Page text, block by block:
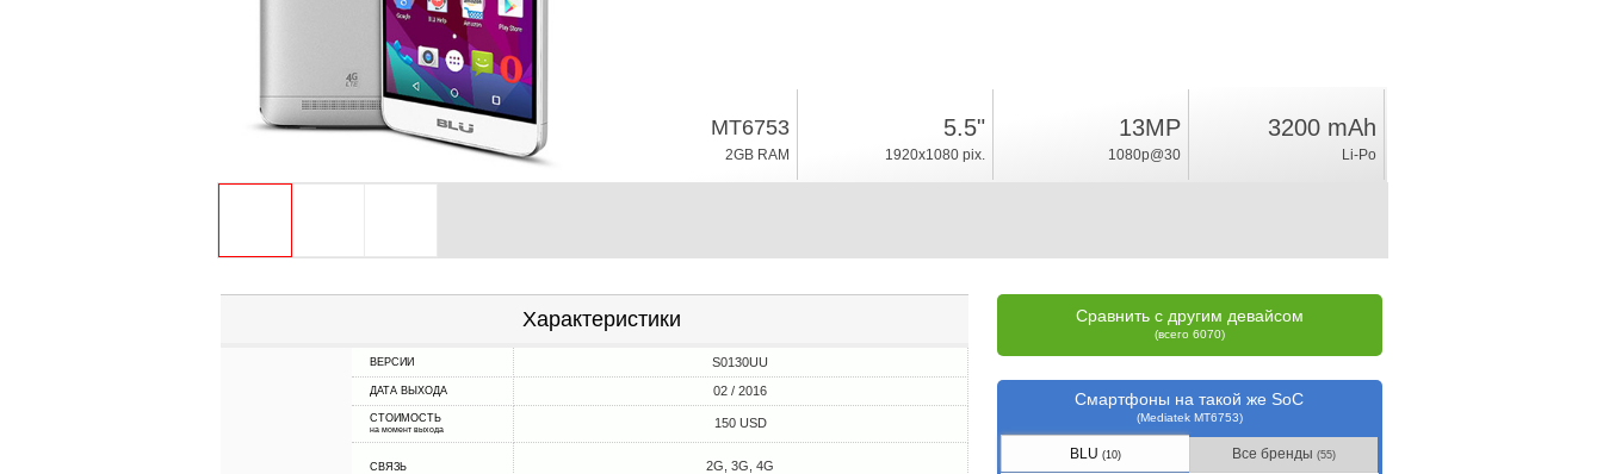
MT6753
2GB RAM
5.5"
1920x1080 pix.
13MP
1080p@30
3200 mAh
Li-Po
Характеристики
ВЕРСИИ S0130UU
ДАТА ВЫХОДА 02 / 2016
СТОИМОСТЬ
на момент выхода 150 USD
СВЯЗЬ 2G, 3G, 4G
Сравнить с другим девайсом
(всего 6070)
Смартфоны на такой же SoC
(Mediatek MT6753)
BLU (10) Все бренды (55)